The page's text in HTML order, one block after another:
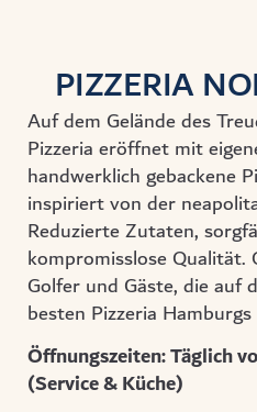
PIZZERIA
Auf dem Gelände des
Pizzeria eröffnet mit
handwerklich gebackene
inspiriert von der
Reduzierte Zutaten,
kompromisslose
Golfer und Gäste, die auf
besten Pizzeria Hamburgs
Öffnungszeiten:Täglich
(Service & Küche)